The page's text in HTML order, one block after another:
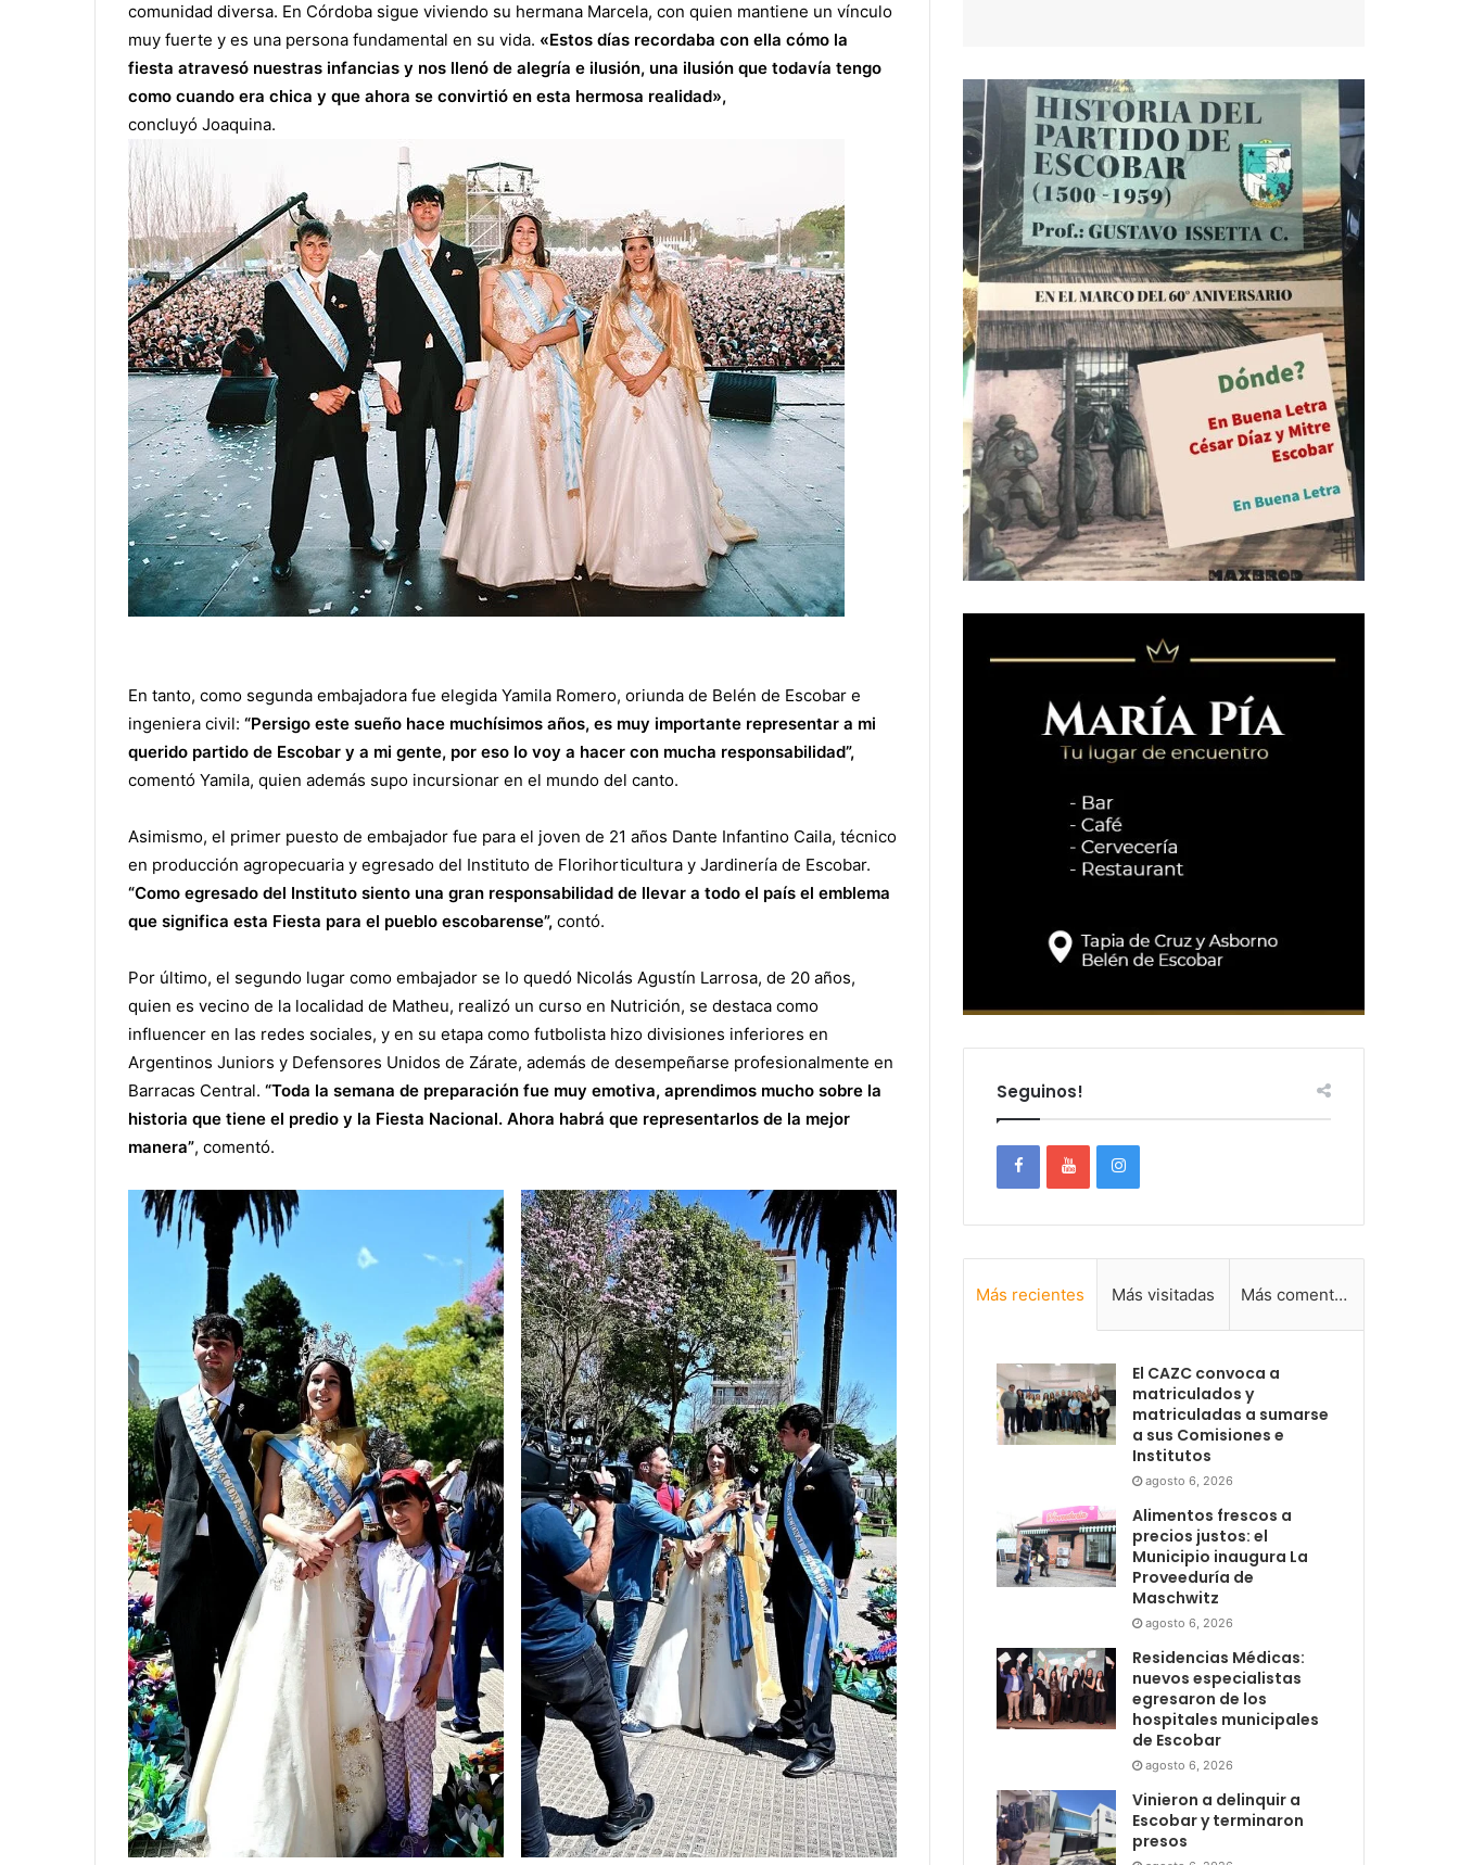
comunidad diversa. En Córdoba sigue viviendo su hermana Marcela, con quien mantiene un vínculo
muy fuerte y es una persona fundamental en su vida. «Estos días recordaba con ella cómo la
fiesta atravesó nuestras infancias y nos llenó de alegría e ilusión, una ilusión que todavía tengo
como cuando era chica y que ahora se convirtió en esta hermosa realidad»,
concluyó Joaquina.
En tanto, como segunda embajadora fue elegida Yamila Romero, oriunda de Belén de Escobar e
ingeniera civil: “Persigo este sueño hace muchísimos años, es muy importante representar a mi
querido partido de Escobar y a mi gente, por eso lo voy a hacer con mucha responsabilidad”,
comentó Yamila, quien además supo incursionar en el mundo del canto.
Asimismo, el primer puesto de embajador fue para el joven de 21 años Dante Infantino Caila, técnico
en producción agropecuaria y egresado del Instituto de Florihorticultura y Jardinería de Escobar.
“Como egresado del Instituto siento una gran responsabilidad de llevar a todo el país el emblema
que significa esta Fiesta para el pueblo escobarense”, contó.
Por último, el segundo lugar como embajador se lo quedó Nicolás Agustín Larrosa, de 20 años,
quien es vecino de la localidad de Matheu, realizó un curso en Nutrición, se destaca como
influencer en las redes sociales, y en su etapa como futbolista hizo divisiones inferiores en
Argentinos Juniors y Defensores Unidos de Zárate, además de desempeñarse profesionalmente en
Barracas Central. “Toda la semana de preparación fue muy emotiva, aprendimos mucho sobre la
historia que tiene el predio y la Fiesta Nacional. Ahora habrá que representarlos de la mejor
manera”, comentó.
Seguinos!
Más recientes Más visitadas Más comentadas
El CAZC convoca a
matriculados y
matriculadas a sumarse
a sus Comisiones e
Institutos
agosto 6, 2026
Alimentos frescos a
precios justos: el
Municipio inaugura La
Proveeduría de
Maschwitz
agosto 6, 2026
Residencias Médicas:
nuevos especialistas
egresaron de los
hospitales municipales
de Escobar
agosto 6, 2026
Vinieron a delinquir a
Escobar y terminaron
presos